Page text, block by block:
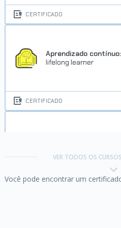
CERTIFICADO
Aprendizado contínuo:
lifelong learner
CERTIFICADO
VER TODOS OS
Você pode encontrar um